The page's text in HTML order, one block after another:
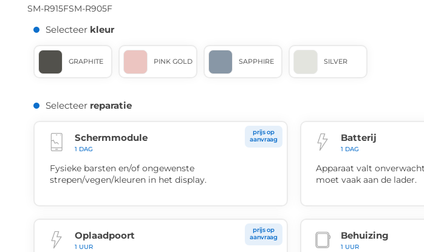
SM-R915FSM-R905F
Selecteer kleur
GRAPHITE PINK GOLD SAPPHIRE SILVER
Selecteer reparatie
Schermmodule
1 DAG
prijs op
aanvraag
Fysieke barsten en/of ongewenste
strepen/vegen/kleuren in het display.
Batterij
1 DAG
Apparaat valt
moet vaak aan de lader.
Oplaadpoort
1 UUR
prijs op
aanvraag
Behuizing
1 UUR